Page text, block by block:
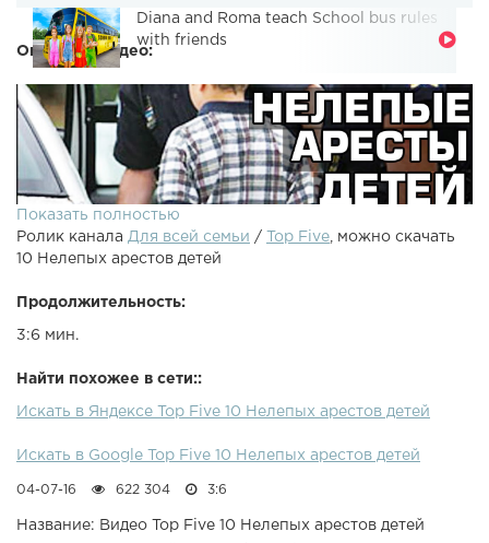
Diana and Roma teach School bus rules
with friends
Описание видео:
Смартфоны Meizu - ПОДПИШИСЬ НА НОВЫЕ ТОПЫ:
про нелепые аресты детей.
Показать полностью
Ролик канала Для всей семьи / Top Five , можно скачать
10 Нелепых арестов детей
Продолжительность:
3:6 мин.
Найти похожее в сети::
Искать в Яндексе Top Five 10 Нелепых арестов детей
Искать в Google Top Five 10 Нелепых арестов детей
04-07-16 622 304 3:6
Название: Видео Top Five 10 Нелепых арестов детей